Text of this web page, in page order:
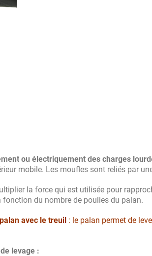
ou électriquement des charges
mobile. Les moufles sont reliés par
la force qui est utilisée pour
fonction du nombre de poulies du palan.
avec le treuil : le palan permet de
levage :